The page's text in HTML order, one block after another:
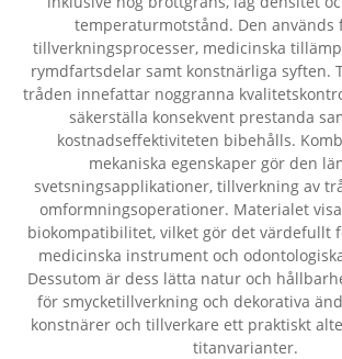
temperaturmotstånd. Den används
tillverkningsprocesser, medicinska
rymdfartsdelar samt konstnärliga syften.
tråden innefattar noggranna
säkerställa konsekvent prestanda
kostnadseffektiviteten bibehålls.
mekaniska egenskaper gör den
svetsningsapplikationer, tillverkning av
omformningsoperationer. Materialet
biokompatibilitet, vilket gör det värdefullt
medicinska instrument och
Dessutom är dess lätta natur och
för smycketillverkning och dekorativa
konstnärer och tillverkare ett praktiskt
titanvarianter.